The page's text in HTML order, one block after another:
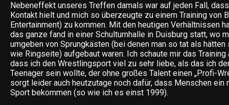
Nebeneffekt unseres Treffen damals war auf jeden Fall,
Kontakt hielt und mich so überzeugte zu einem Training von
Entertainment) zu kommen. Mit den heutigen Verhältnissen
das ganze fand in einer Schulturnhalle in Duisburg statt, wo
umgeben von Sprungkästen (bei denen man so tat als
wie Ringseite) aufgebaut waren. Ich schaute mir das Training
dass ich den Wrestlingsport viel zu sehr liebe, als das ich
Teenager sein wollte, der ohne großes Talent einen „Profi-
sorgt leider auch heutzutage noch dafür, dass Menschen ein
Sport bekommen (so wie ich es einst 1999).